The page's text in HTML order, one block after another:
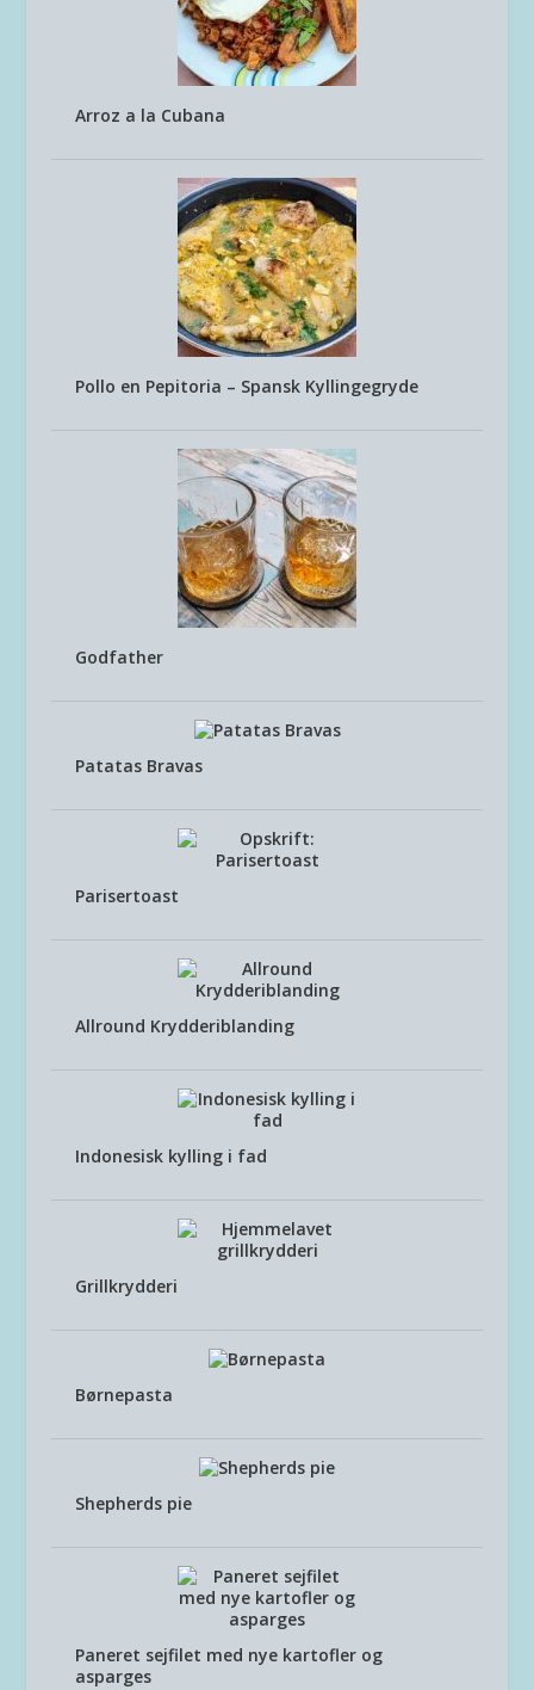
Arroz a la Cubana
Pollo en Pepitoria – Spansk Kyllingegryde
Godfather
Patatas Bravas
Parisertoast
Allround Krydderiblanding
Indonesisk kylling i fad
Grillkrydderi
Børnepasta
Shepherds pie
Paneret sejfilet med nye kartofler og
asparges